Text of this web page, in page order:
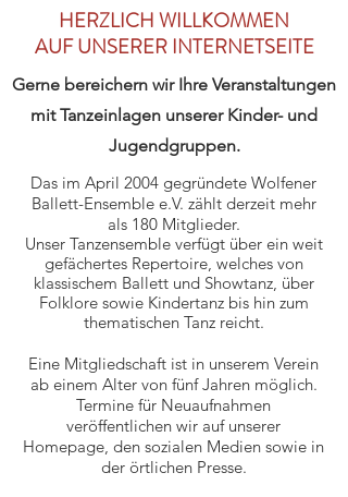
HERZLICH WILLKOMMEN
AUF UNSERER INTERNETSEITE
Gerne bereichern wir Ihre Veranstaltungen
mit Tanzeinlagen unserer Kinder- und
Jugendgruppen.
Das im April 2004 gegründete Wolfener
Ballett-Ensemble e.V. zählt derzeit mehr
als 180 Mitglieder.
Unser Tanzensemble verfügt über ein weit
gefächertes Repertoire, welches von
klassischem Ballett und Showtanz, über
Folklore sowie Kindertanz bis hin zum
thematischen Tanz reicht.
Eine Mitgliedschaft ist in unserem Verein
ab einem Alter von fünf Jahren möglich.
Termine für Neuaufnahmen
veröffentlichen wir auf unserer
Homepage, den sozialen Medien sowie in
der örtlichen Presse.